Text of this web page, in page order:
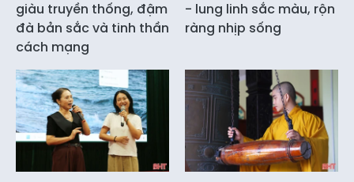
giàu truyền thống, đậm
đà bản sắc và tinh thần
cách mạng
- lung linh sắc màu, rộn
ràng nhịp sống